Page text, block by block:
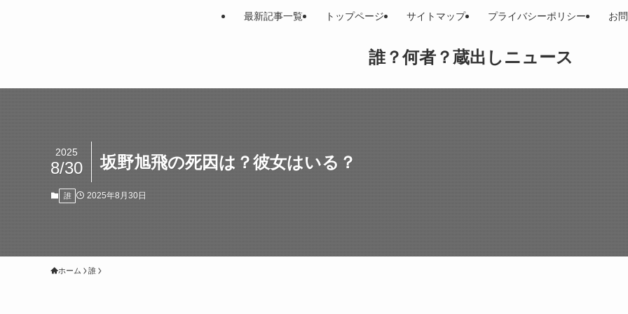
誰？何者？蔵出しニュース
最新記事一覧 トップページ サイトマップ プライバシーポリシー お
坂野旭飛の死因は？彼女はいる？
2025
8/30
誰 2025年8月30日
ホーム 誰